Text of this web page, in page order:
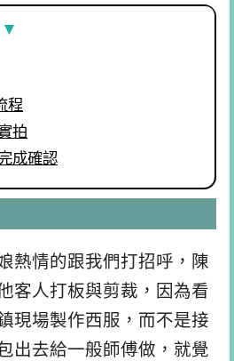
▼
程
拍
成確認
熱情的跟我們打招呼，陳
客人打板與剪裁，因為看
現場製作西服，而不是接
出去給一般師傅做，就覺